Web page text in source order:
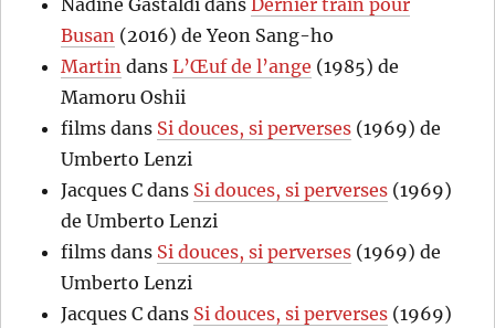
Busan (2016) de Yeon Sang-ho
Martin dansL’Œuf de l’ange (1985) de
Mamoru Oshii
films dans Si douces, si perverses (1969) de
Umberto Lenzi
Jacques C dans Si douces, si perverses (1969)
de Umberto Lenzi
films dans Si douces, si perverses (1969) de
Umberto Lenzi
Jacques C dans Si douces, si perverses (1969)